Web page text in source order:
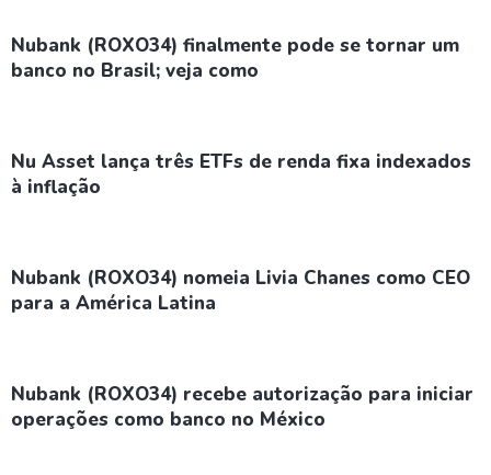
Nubank (ROXO34) finalmente pode se tornar um
banco no Brasil; veja como
Nu Asset lança três ETFs de renda fixa indexados
à inflação
Nubank (ROXO34) nomeia Livia Chanes como CEO
para a América Latina
Nubank (ROXO34) recebe autorização para iniciar
operações como banco no México